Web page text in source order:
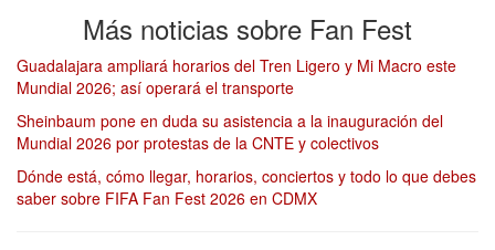
Más noticias sobre Fan Fest
Guadalajara ampliará horarios del Tren Ligero y Mi Macro este
Mundial 2026; así operará el transporte
Sheinbaum pone en duda su asistencia a la inauguración del
Mundial 2026 por protestas de la CNTE y colectivos
Dónde está, cómo llegar, horarios, conciertos y todo lo que debes
saber sobre FIFA Fan Fest 2026 en CDMX